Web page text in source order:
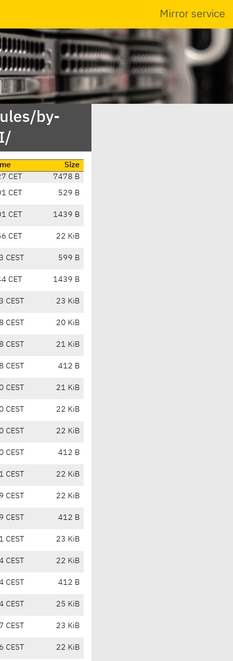
Mirror service
by-
Size
CET
7478 B
CET 529 B
CET 1439 B
CET 22 KiB
599 B
CET 1439 B
23 KiB
20 KiB
21 KiB
412 B
21 KiB
22 KiB
22 KiB
412 B
22 KiB
22 KiB
412 B
23 KiB
22 KiB
412 B
25 KiB
23 KiB
22 KiB